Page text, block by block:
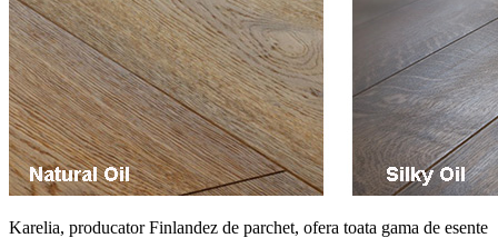
Karelia, producator Finlandez de parchet, ofera toata gama de esente